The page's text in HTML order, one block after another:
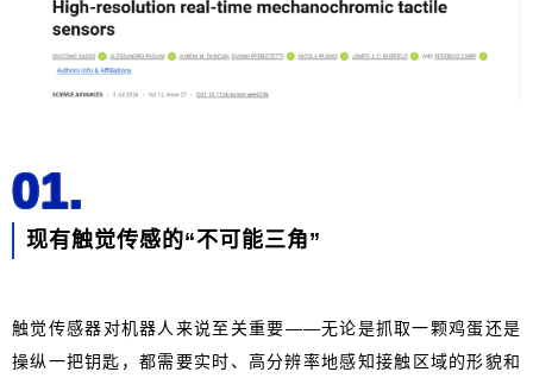
01.
现有触觉传感的“不可能三角”
触觉传感器对机器人来说至关重要——无论是抓取一颗鸡蛋还是
操纵一把钥匙，都需要实时、高分辨率地感知接触区域的形貌和